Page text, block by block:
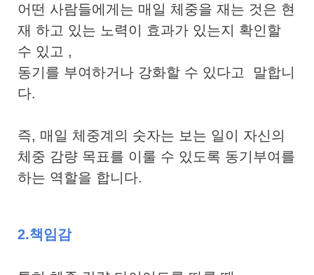
어떤 사람들에게는 매일 체중을 재는 것은 현
재 하고 있는 노력이 효과가 있는지 확인할
수 있고 ,
동기를 부여하거나 강화할 수 있다고 말합니
다.
즉, 매일 체중계의 숫자는 보는 일이 자신의
체중 감량 목표를 이룰 수 있도록 동기부여를
하는 역할을 합니다.
2.책임감